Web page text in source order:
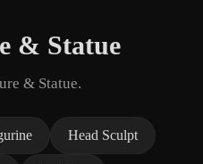
& Statue
& Statue.
Head Sculpt